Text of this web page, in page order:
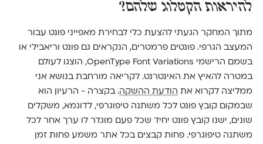
להיראות הקטלוג שלהם?
מתוך המחקר הגעתי להצעת כלי לבחירת מאפייני פונט עבור
המעצב הגרפי. פונטים פרמטרים, הנקראים גם פונט וריאבילי או
בשמם הרישמי OpenType Font Variations, הוצגו לעולם
במטרה להאיץ את האינטרנט. לקריאה מורחבת בנושא אני
ממליצה לקרוא את הודעת ההשקה. בקצרה - הרעיון הוא
שבמקום קובץ פונט לכל משתנה טיפוגרפי, לדוגמא, משקלים
שונים, ישנו קובץ פונט יחיד שכל פעם מוגדר לו ערך אחר לכל
משתנה טיפוגרפי. פחות קבצים בכל אתר משמע פחות זמן